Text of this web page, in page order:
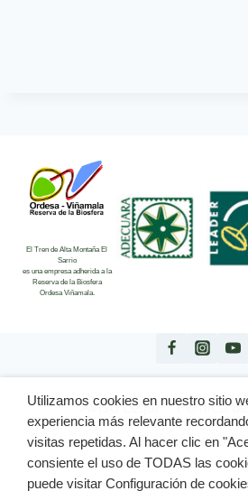
El Tren de Alta Montaña El
Sarrio
es una empresa adherida a la
Reserva de la Biosfera
Ordesa Viñamala.
Aviso Legal
Política
Política de
Utilizamos cookies en nuestro sitio
experiencia más relevante
visitas repetidas. Al hacer clic en
consiente el uso de TODAS las
puede visitar Configuración de